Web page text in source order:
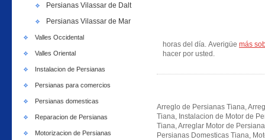
Persianas Vilassar de Dalt
Persianas Vilassar de Mar
Valles Occidental
Valles Oriental
Instalacion de Persianas
Persianas para comercios
Persianas domesticas
Reparacion de Persianas
Motorizacion de Persianas
horas del día. Averigüe más
hacer por usted.
Arreglo de Persianas Tiana,
Tiana, Instalacion de Motor de
Tiana, Arreglar Motor de
Persianas Domesticas Tiana,